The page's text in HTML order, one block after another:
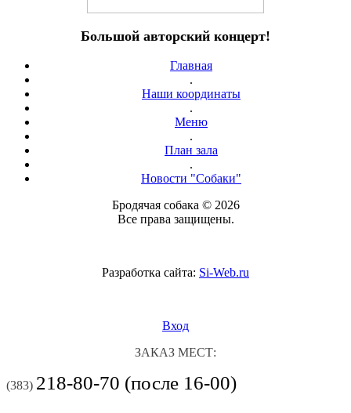
Большой авторский концерт!
Главная
.
Наши координаты
.
Меню
.
План зала
.
Новости "Собаки"
Бродячая собака © 2026
Все права защищены.
Разработка сайта: Si-Web.ru
Вход
ЗАКАЗ МЕСТ:
(383) 218-80-70 (после 16-00)